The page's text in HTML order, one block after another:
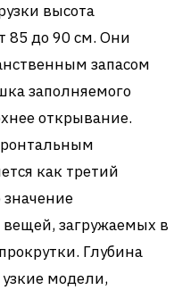
высота
85 до 90 см. Они
запасом
заполняемого
открывание.
как третий
загружаемых в
Глубина
модели,